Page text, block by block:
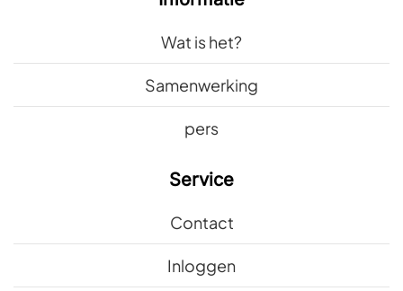
Wat is het?
Samenwerking
pers
Service
Contact
Inloggen